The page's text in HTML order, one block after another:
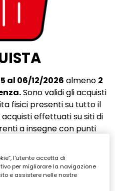
al 06/12/2026 almeno 2
Sono validi gli acquisti
fisici presenti su tutto il
effettuati su siti di
a insegne con punti
l'utente accetta di
per migliorare la navigazione
e assistere nelle nostre